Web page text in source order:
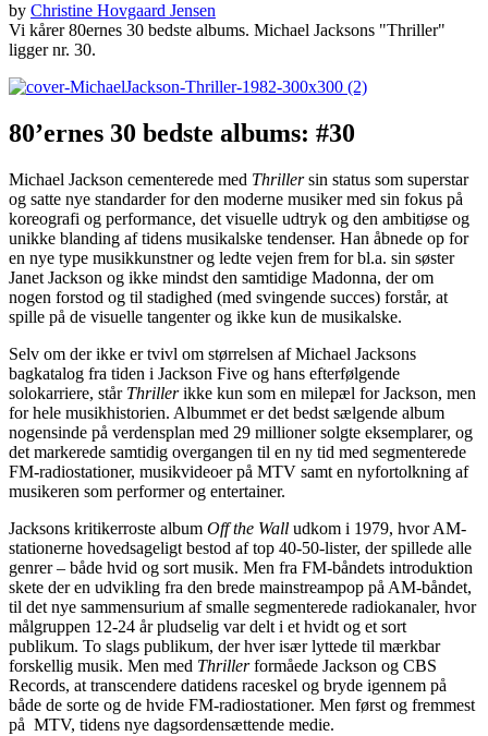
by Christine Hovgaard Jensen
Vi kårer 80ernes 30 bedste albums. Michael Jacksons "Thriller"
ligger nr. 30.
80’ernes 30 bedste albums: #30
Michael Jackson cementerede med Thrillersin status som superstar
og satte nye standarder for den moderne musiker med sin fokus på
koreografi og performance, det visuelle udtryk og den ambitiøse og
unikke blanding af tidens musikalske tendenser. Han åbnede op for
en nye type musikkunstner og ledte vejen frem for bl.a. sin søster
Janet Jackson og ikke mindst den samtidige Madonna, der om
nogen forstod og til stadighed (med svingende succes) forstår, at
spille på de visuelle tangenter og ikke kun de musikalske.
Selv om der ikke er tvivl om størrelsen af Michael Jacksons
bagkatalog fra tiden i Jackson Five og hans efterfølgende
solokarriere, står Thrillerikke kun som en milepæl for Jackson, men
for hele musikhistorien. Albummet er det bedst sælgende album
nogensinde på verdensplan med 29 millioner solgte eksemplarer, og
det markerede samtidig overgangen til en ny tid med segmenterede
FM-radiostationer, musikvideoer på MTV samt en nyfortolkning af
musikeren som performer og entertainer.
Jacksons kritikerroste album Off the Wall udkom i 1979, hvor AM-
stationerne hovedsageligt bestod af top 40-50-lister, der spillede alle
genrer – både hvid og sort musik. Men fra FM-båndets introduktion
skete der en udvikling fra den brede mainstreampop på AM-båndet,
til det nye sammensurium af smalle segmenterede radiokanaler, hvor
målgruppen 12-24 år pludselig var delt i et hvidt og et sort
publikum. To slags publikum, der hver især lyttede til mærkbar
forskellig musik. Men med Thrillerformåede Jackson og CBS
Records, at transcendere datidens raceskel og bryde igennem på
både de sorte og de hvide FM-radiostationer. Men først og fremmest
på MTV, tidens nye dagsordensættende medie.